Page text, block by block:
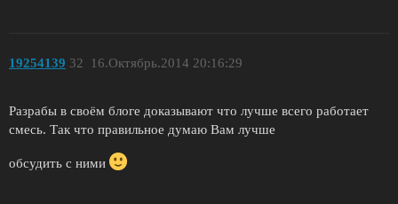
19254139 16.Октябрь.2014 20:16:29
32
Разрабы в своём блоге доказывают что лучше всего работает
смесь. Так что правильное думаю Вам лучше
обсудить с ними